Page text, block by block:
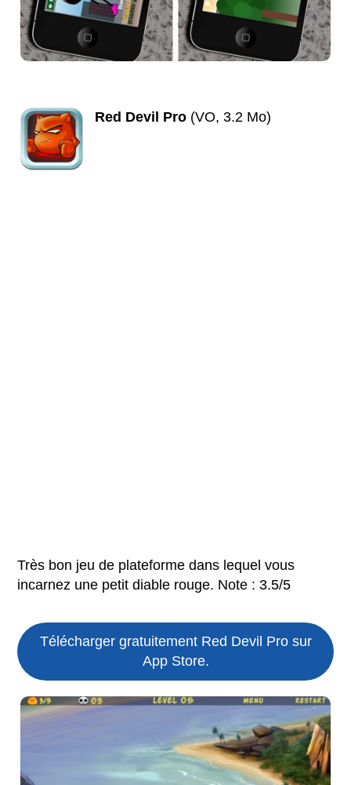
Red Devil Pro (VO, 3.2 Mo)
Très bon jeu de plateforme dans lequel vous
incarnez une petit diable rouge. Note : 3.5/5
Télécharger gratuitement Red Devil Pro sur
App Store.